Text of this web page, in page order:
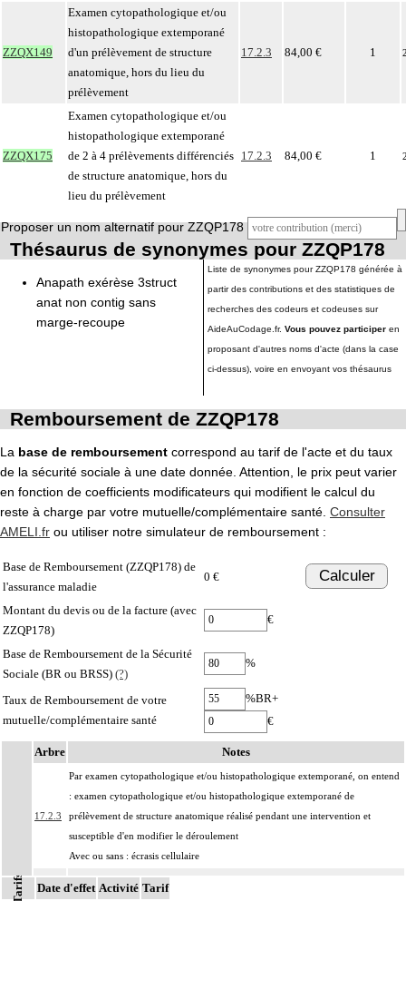
ZZQX149
Examen cytopathologique et/ou
histopathologique extemporané
d'un prélèvement de structure
anatomique, hors du lieu du
prélèvement
17.2.3 84,00 € 1
ZZQX175
Examen cytopathologique et/ou
histopathologique extemporané
de 2 à 4 prélèvements différenciés
de structure anatomique, hors du
lieu du prélèvement
17.2.3 84,00 € 1
Proposer un nom alternatif pour ZZQP178
Thésaurus de synonymes pour ZZQP178
Anapath exérèse 3struct
anat non contig sans
marge-recoupe
Liste de synonymes pour ZZQP178 générée à
partir des contributions et des statistiques de
recherches des codeurs et codeuses sur
AideAuCodage.fr. Vous pouvez participer en
proposant d'autres noms d'acte (dans la case
ci-dessus), voire en envoyant vos thésaurus
Remboursement de ZZQP178
La base de remboursement correspond au tarif de l'acte et du taux
de la sécurité sociale à une date donnée. Attention, le prix peut varier
en fonction de coefficients modificateurs qui modifient le calcul du
reste à charge par votre mutuelle/complémentaire santé. Consulter
AMELI.fr ou utiliser notre simulateur de remboursement :
Base de Remboursement (ZZQP178) de
l'assurance maladie
0 € Calculer
Montant du devis ou de la facture (avec
ZZQP178)
€
Base de Remboursement de la Sécurité
Sociale (BR ou BRSS) (?)
%
Taux de Remboursement de votre
mutuelle/complémentaire santé
%BR+
€
Arbre Notes
17.2.3
Par examen cytopathologique et/ou histopathologique extemporané, on entend
: examen cytopathologique et/ou histopathologique extemporané de
prélèvement de structure anatomique réalisé pendant une intervention et
susceptible d'en modifier le déroulement
Avec ou sans : écrasis cellulaire
Facturation :
le contrôle cytolopathologique et/ou histopathologique ultérieur par inclusion
Tarifs Date d'effet Activité Tarif